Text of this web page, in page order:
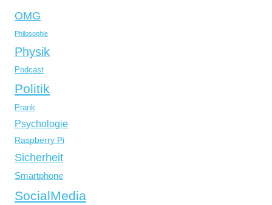
OMG
Philosophie
Physik
Podcast
Politik
Prank
Psychologie
Raspberry Pi
Sicherheit
Smartphone
SocialMedia